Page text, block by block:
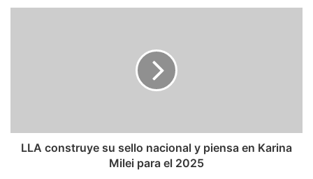
LLA construye su sello nacional y piensa en Karina
Milei para el 2025